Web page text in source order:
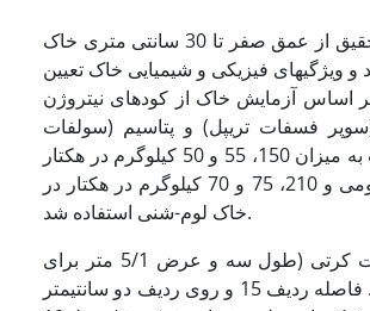
قبل از اجرای تحقیق از عمق صفر تا 30 سانتی متری خاک
و ویژگی­های فیزیکی و شیمیایی خاک تعیین
2). بر اساس آزمایش خاک از کود­های نیتروژن
فسفات تریپل) و پتاسیم (سولفات
پتاسیم) به‌ترتیب به میزان 150، 55 و 50 کیلوگرم در هکتار
در خاک رسی-لومی و 210، 75 و 70 کیلوگرم در هکتار در
خاک لوم-شنی استفاده شد.
کاشت به صورت کرتی (طول سه و عرض 5/1 متر برای
کرت) انجام شد. فاصله ردیف 15 و روی ردیف دو سانتیمتر